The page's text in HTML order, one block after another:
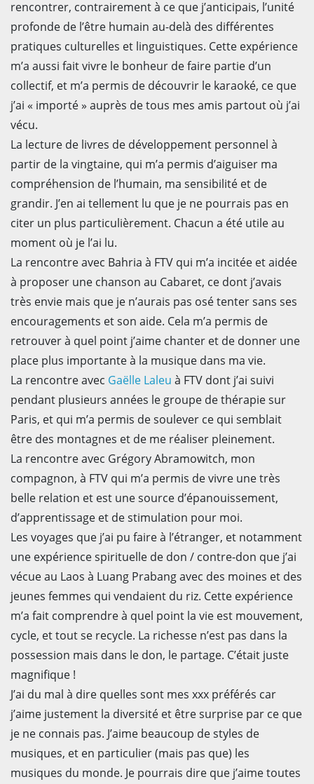
rencontrer, contrairement à ce que j’anticipais, l’unité
profonde de l’être humain au-delà des différentes
pratiques culturelles et linguistiques. Cette expérience
m’a aussi fait vivre le bonheur de faire partie d’un
collectif, et m’a permis de découvrir le karaoké, ce que
j’ai « importé » auprès de tous mes amis partout où j’ai
vécu.
La lecture de livres de développement personnel à
partir de la vingtaine, qui m’a permis d’aiguiser ma
compréhension de l’humain, ma sensibilité et de
grandir. J’en ai tellement lu que je ne pourrais pas en
citer un plus particulièrement. Chacun a été utile au
moment où je l’ai lu.
La rencontre avec Bahria à FTV qui m’a incitée et aidée
à proposer une chanson au Cabaret, ce dont j’avais
très envie mais que je n’aurais pas osé tenter sans ses
encouragements et son aide. Cela m’a permis de
retrouver à quel point j’aime chanter et de donner une
place plus importante à la musique dans ma vie.
La rencontre avec Gaëlle Laleu à FTV dont j’ai suivi
pendant plusieurs années le groupe de thérapie sur
Paris, et qui m’a permis de soulever ce qui semblait
être des montagnes et de me réaliser pleinement.
La rencontre avec Grégory Abramowitch, mon
compagnon, à FTV qui m’a permis de vivre une très
belle relation et est une source d’épanouissement,
d’apprentissage et de stimulation pour moi.
Les voyages que j’ai pu faire à l’étranger, et notamment
une expérience spirituelle de don / contre-don que j’ai
vécue au Laos à Luang Prabang avec des moines et des
jeunes femmes qui vendaient du riz. Cette expérience
m’a fait comprendre à quel point la vie est mouvement,
cycle, et tout se recycle. La richesse n’est pas dans la
possession mais dans le don, le partage. C’était juste
magnifique !
J’ai du mal à dire quelles sont mes xxx préférés car
j’aime justement la diversité et être surprise par ce que
je ne connais pas. J’aime beaucoup de styles de
musiques, et en particulier (mais pas que) les
musiques du monde. Je pourrais dire que j’aime toutes